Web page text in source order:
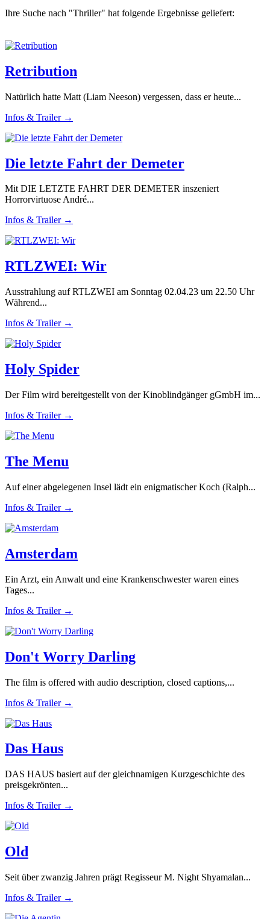
Ihre Suche nach "Thriller" hat folgende Ergebnisse geliefert:
Retribution
Natürlich hatte Matt (Liam Neeson) vergessen, dass er heute...
Infos & Trailer →
Die letzte Fahrt der Demeter
Mit DIE LETZTE FAHRT DER DEMETER inszeniert
Horrorvirtuose André...
Infos & Trailer →
RTLZWEI: Wir
Ausstrahlung auf RTLZWEI am Sonntag 02.04.23 um 22.50 Uhr
Während...
Infos & Trailer →
Holy Spider
Der Film wird bereitgestellt von der Kinoblindgänger gGmbH im...
Infos & Trailer →
The Menu
Auf einer abgelegenen Insel lädt ein enigmatischer Koch (Ralph...
Infos & Trailer →
Amsterdam
Ein Arzt, ein Anwalt und eine Krankenschwester waren eines
Tages...
Infos & Trailer →
Don't Worry Darling
The film is offered with audio description, closed captions,...
Infos & Trailer →
Das Haus
DAS HAUS basiert auf der gleichnamigen Kurzgeschichte des
preisgekrönten...
Infos & Trailer →
Old
Seit über zwanzig Jahren prägt Regisseur M. Night Shyamalan...
Infos & Trailer →